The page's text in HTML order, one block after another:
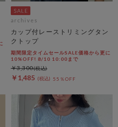
archives
カップ付レーストリミングタン
クトップ
期間限定タイムセールSALE価格から更に
10%OFF! 8/10 10:00まで
￥1,485 55％OFF
￥3,300